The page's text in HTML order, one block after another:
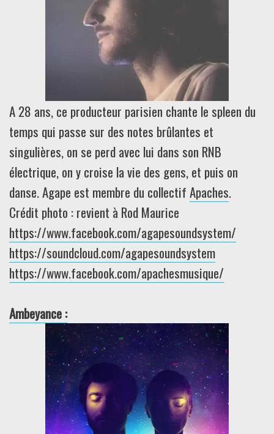
A 28 ans, ce producteur parisien chante le spleen du
temps qui passe sur des notes brûlantes et
singulières, on se perd avec lui dans son RNB
électrique, on y croise la vie des gens, et puis on
danse. Agape est membre du collectifApaches.
Crédit photo : revient à Rod Maurice
https://www.facebook.com/agapesoundsystem/
https://soundcloud.com/agapesoundsystem
https://www.facebook.com/apachesmusique/
Ambeyance :